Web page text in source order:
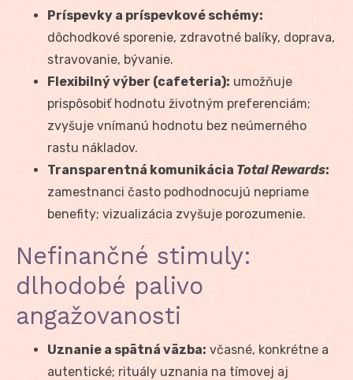
Príspevky a príspevkové schémy:
dôchodkové sporenie, zdravotné balíky, doprava,
stravovanie, bývanie.
Flexibilný výber (cafeteria): umožňuje
prispôsobiť hodnotu životným preferenciám;
zvyšuje vnímanú hodnotu bez neúmerného
rastu nákladov.
Transparentná komunikácia Total Rewards:
zamestnanci často podhodnocujú nepriame
benefity; vizualizácia zvyšuje porozumenie.
Nefinančné stimuly:
dlhodobé palivo
angažovanosti
Uznanie a spätná väzba: včasné, konkrétne a
autentické; rituály uznania na tímovej aj